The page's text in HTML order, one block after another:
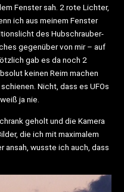
Fenster sah. 2 rote Lichter,
ich aus meinem Fenster
des Hubschrauber-
gegenüber von mir – auf
gab es da noch 2
keinen Reim machen
Nicht, dass es UFOs
ja nie.
geholt und die Kamera
die ich mit maximalem
ansah, wusste ich auch, dass